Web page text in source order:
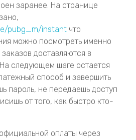
заранее. На странице
pubg_m/instant что
можно посмотреть именно
доставляются в
следующем шаге остается
способ и завершить
пароль, не передаешь доступ
от того, как быстро кто-
оплаты через